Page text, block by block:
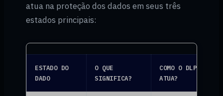
atua na proteção dos dados em seus três
estados principais:
ESTADO DO
DADO
O QUE
SIGNIFICA?
COMO O DLP
ATUA?